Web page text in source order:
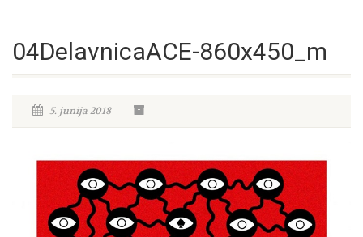
04DelavnicaACE-860x450_m
5. junija 2018